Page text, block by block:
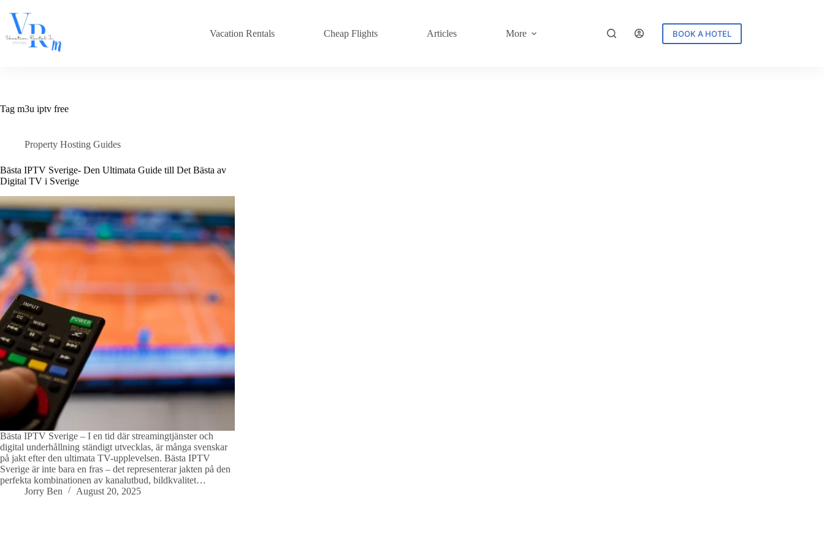
content
Vacation Rentals Cheap Flights Articles More BOOK A HOTEL
Tag m3u iptv free
Property Hosting Guides
Bästa IPTV Sverige- Den Ultimata Guide till Det Bästa av
Digital TV i Sverige
Bästa IPTV Sverige – I en tid där streamingtjänster och
digital underhållning ständigt utvecklas, är många svenskar
på jakt efter den ultimata TV-upplevelsen. Bästa IPTV
Sverige är inte bara en fras – det representerar jakten på den
perfekta kombinationen av kanalutbud, bildkvalitet…
Jorry Ben
August 20, 2025